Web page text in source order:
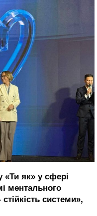
«Ти як» у сфері
ментального
системи»,